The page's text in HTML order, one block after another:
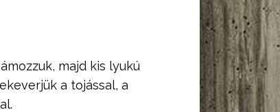
majd kis lyukú
a tojással, a